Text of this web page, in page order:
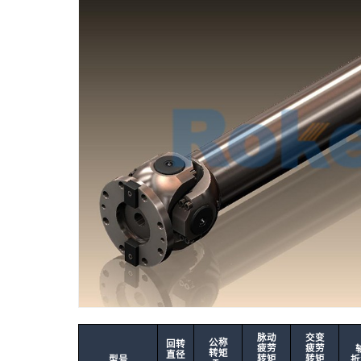
回转
直径
公称
转矩
脉动
疲劳
转矩
交变
疲劳
转矩